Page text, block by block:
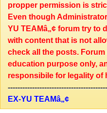
propper permission is
Even though
YU TEAMâ„¢ forum try to
with content that is not
check all the posts.
education purpose only,
responsibile for legality of
EX-YU TEAMâ„¢